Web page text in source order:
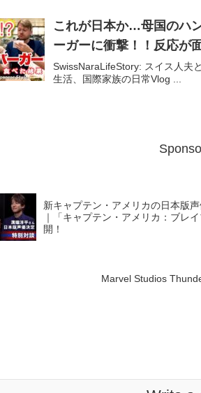
これが日本か…母国のハ
ーガーに衝撃！！反応が
SwissNaraLifeStory: スイス人夫
生活、国際家族の日常Vlog ...
新キャプテン・アメリカの日本版
｜「キャプテン・アメリカ：ブレ
開！
Marvel Studios